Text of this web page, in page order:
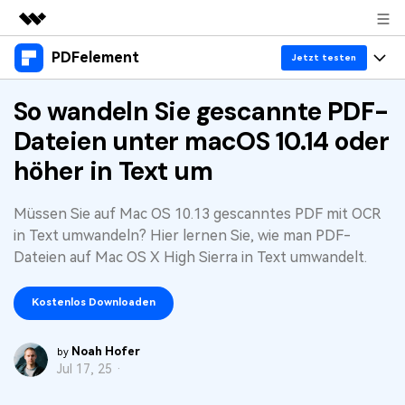
Top-Produkte
Dienstprogramme
Business
Überblick
Lösungen
Über uns
Shop
Support
PDFelement Jetzt testen
Produkte
Desktop
PDFelement für Windows
PDFelement für Mac
Mobile App
PDFelement für iPhone/iPad
Cloud
Lösungen
PDF kommentieren
PDF erstellen
PDF drucken
Heiße Themen
How-Tos
OCR PDF Tipps
Business
KMU von 1-10p
So wandeln Sie gescannte PDF-
Dateien unter macOS 10.14 oder
höher in Text um
Müssen Sie auf Mac OS 10.13 gescanntes PDF mit OCR
in Text umwandeln? Hier lernen Sie, wie man PDF-
Dateien auf Mac OS X High Sierra in Text umwandelt.
Kostenlos Downloaden
by Noah Hofer
Jul 17, 25 ·